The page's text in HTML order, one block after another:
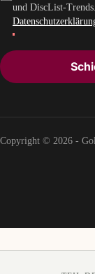
und DiscList-
Copyright © 2026 -